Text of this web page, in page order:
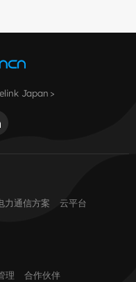
Japan
力通信方案
云平台
理 合作伙伴